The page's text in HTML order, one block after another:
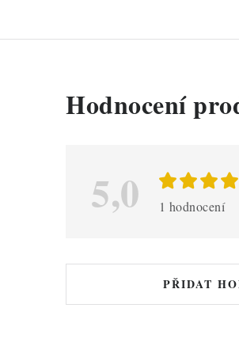
Hodnocení
5,0 1 hodnocení
PŘIDAT
V
o
n